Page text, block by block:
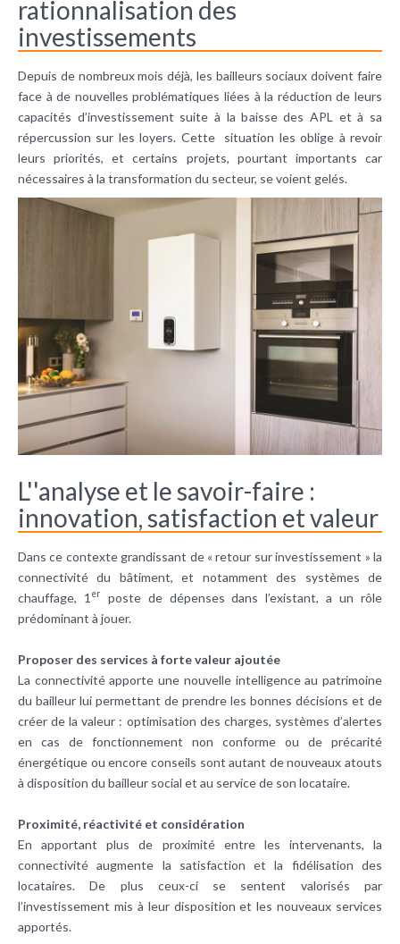
rationnalisation des
investissements
Depuis de nombreux mois déjà, les bailleurs sociaux doivent faire
face à de nouvelles problématiques liées à la réduction de leurs
capacités d’investissement suite à la baisse des APL et à sa
répercussion sur les loyers. Cette situation les oblige à revoir
leurs priorités, et certains projets, pourtant importants car
nécessaires à la transformation du secteur, se voient gelés.
L''analyse et le savoir-faire :
innovation, satisfaction et valeur
Dans ce contexte grandissant de « retour sur investissement » la
connectivité du bâtiment, et notamment des systèmes de
chauffage, 1 erposte de dépenses dans l’existant, a un rôle
prédominant à jouer.
Proposer des services à forte valeur ajoutée
La connectivité apporte une nouvelle intelligence au patrimoine
du bailleur lui permettant de prendre les bonnes décisions et de
créer de la valeur : optimisation des charges, systèmes d’alertes
en cas de fonctionnement non conforme ou de précarité
énergétique ou encore conseils sont autant de nouveaux atouts
à disposition du bailleur social et au service de son locataire.
Proximité, réactivité et considération
En apportant plus de proximité entre les intervenants, la
connectivité augmente la satisfaction et la fidélisation des
locataires. De plus ceux-ci se sentent valorisés par
l’investissement mis à leur disposition et les nouveaux services
apportés.